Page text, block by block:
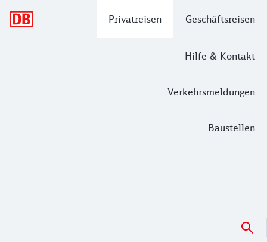
Privatreisen Geschäftsreisen
Hilfe & Kontakt
Verkehrsmeldungen
Baustellen